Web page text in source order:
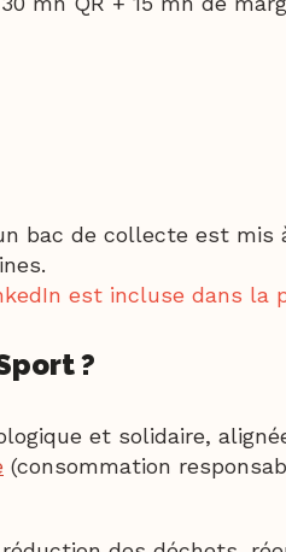
bac de collecte est mis
est incluse dans la
?
et solidaire,
(consommation